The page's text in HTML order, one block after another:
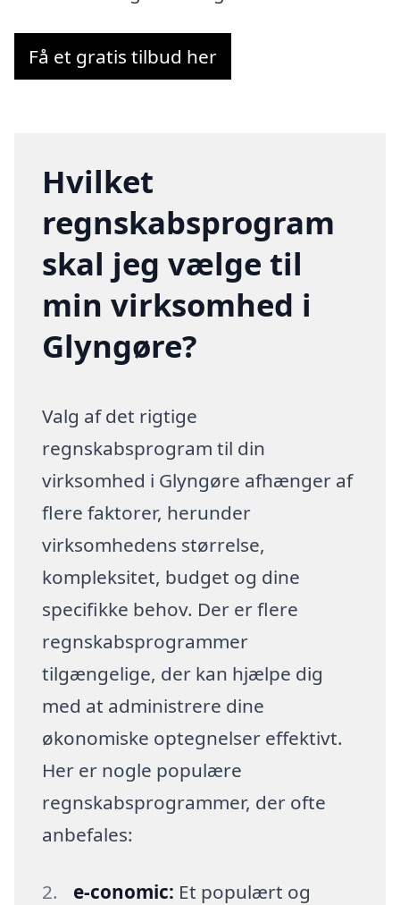
Få et gratis tilbud her
Hvilket
regnskabsprogram
skal jeg vælge til
min virksomhed i
Glyngøre?
Valg af det rigtige
regnskabsprogram til din
virksomhed i Glyngøre afhænger af
flere faktorer, herunder
virksomhedens størrelse,
kompleksitet, budget og dine
specifikke behov. Der er flere
regnskabsprogrammer
tilgængelige, der kan hjælpe dig
med at administrere dine
økonomiske optegnelser effektivt.
Her er nogle populære
regnskabsprogrammer, der ofte
anbefales:
e-conomic: Et populært og